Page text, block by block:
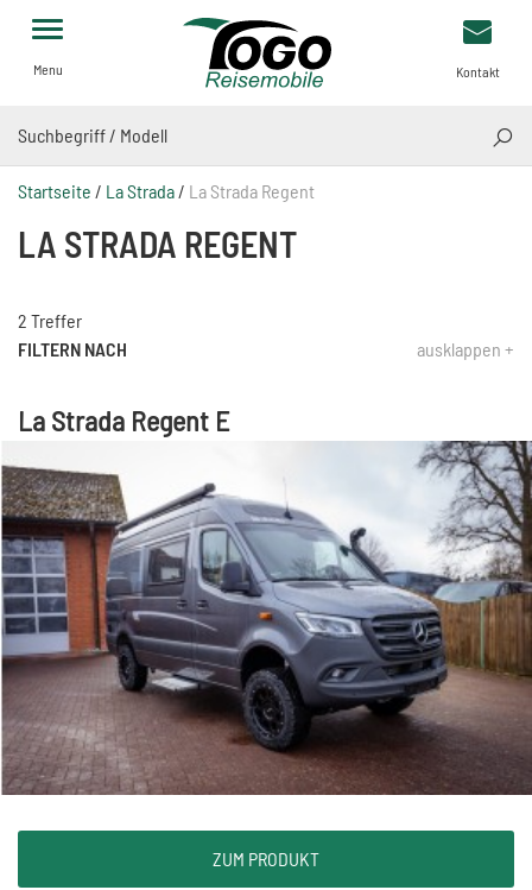
Menu Kontakt
Startseite / La Strada/ La Strada Regent
LA STRADA REGENT
FILTERN NACH ausklappen +
2 Treffer
La Strada Regent E
ZUM PRODUKT